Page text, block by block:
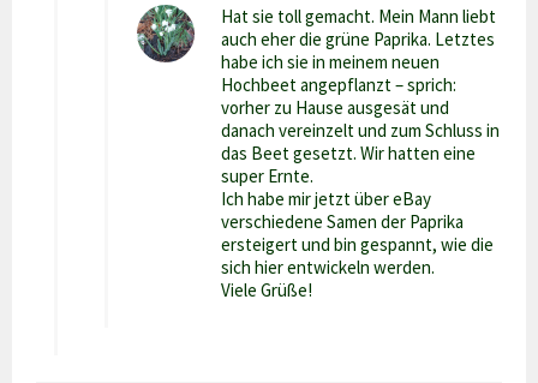
Hat sie toll gemacht. Mein Mann liebt
auch eher die grüne Paprika. Letztes
habe ich sie in meinem neuen
Hochbeet angepflanzt – sprich:
vorher zu Hause ausgesät und
danach vereinzelt und zum Schluss in
das Beet gesetzt. Wir hatten eine
super Ernte.
Ich habe mir jetzt über eBay
verschiedene Samen der Paprika
ersteigert und bin gespannt, wie die
sich hier entwickeln werden.
Viele Grüße!